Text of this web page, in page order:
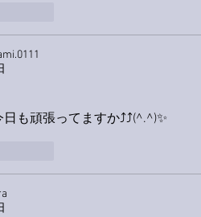
も頑張ってますか⤴⤴(^.^)✨